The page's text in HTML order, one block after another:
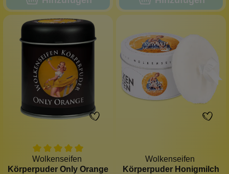
Wolkenseifen
Körperpuder Only Orange
Wolkenseifen
Körperpuder Honigmilch